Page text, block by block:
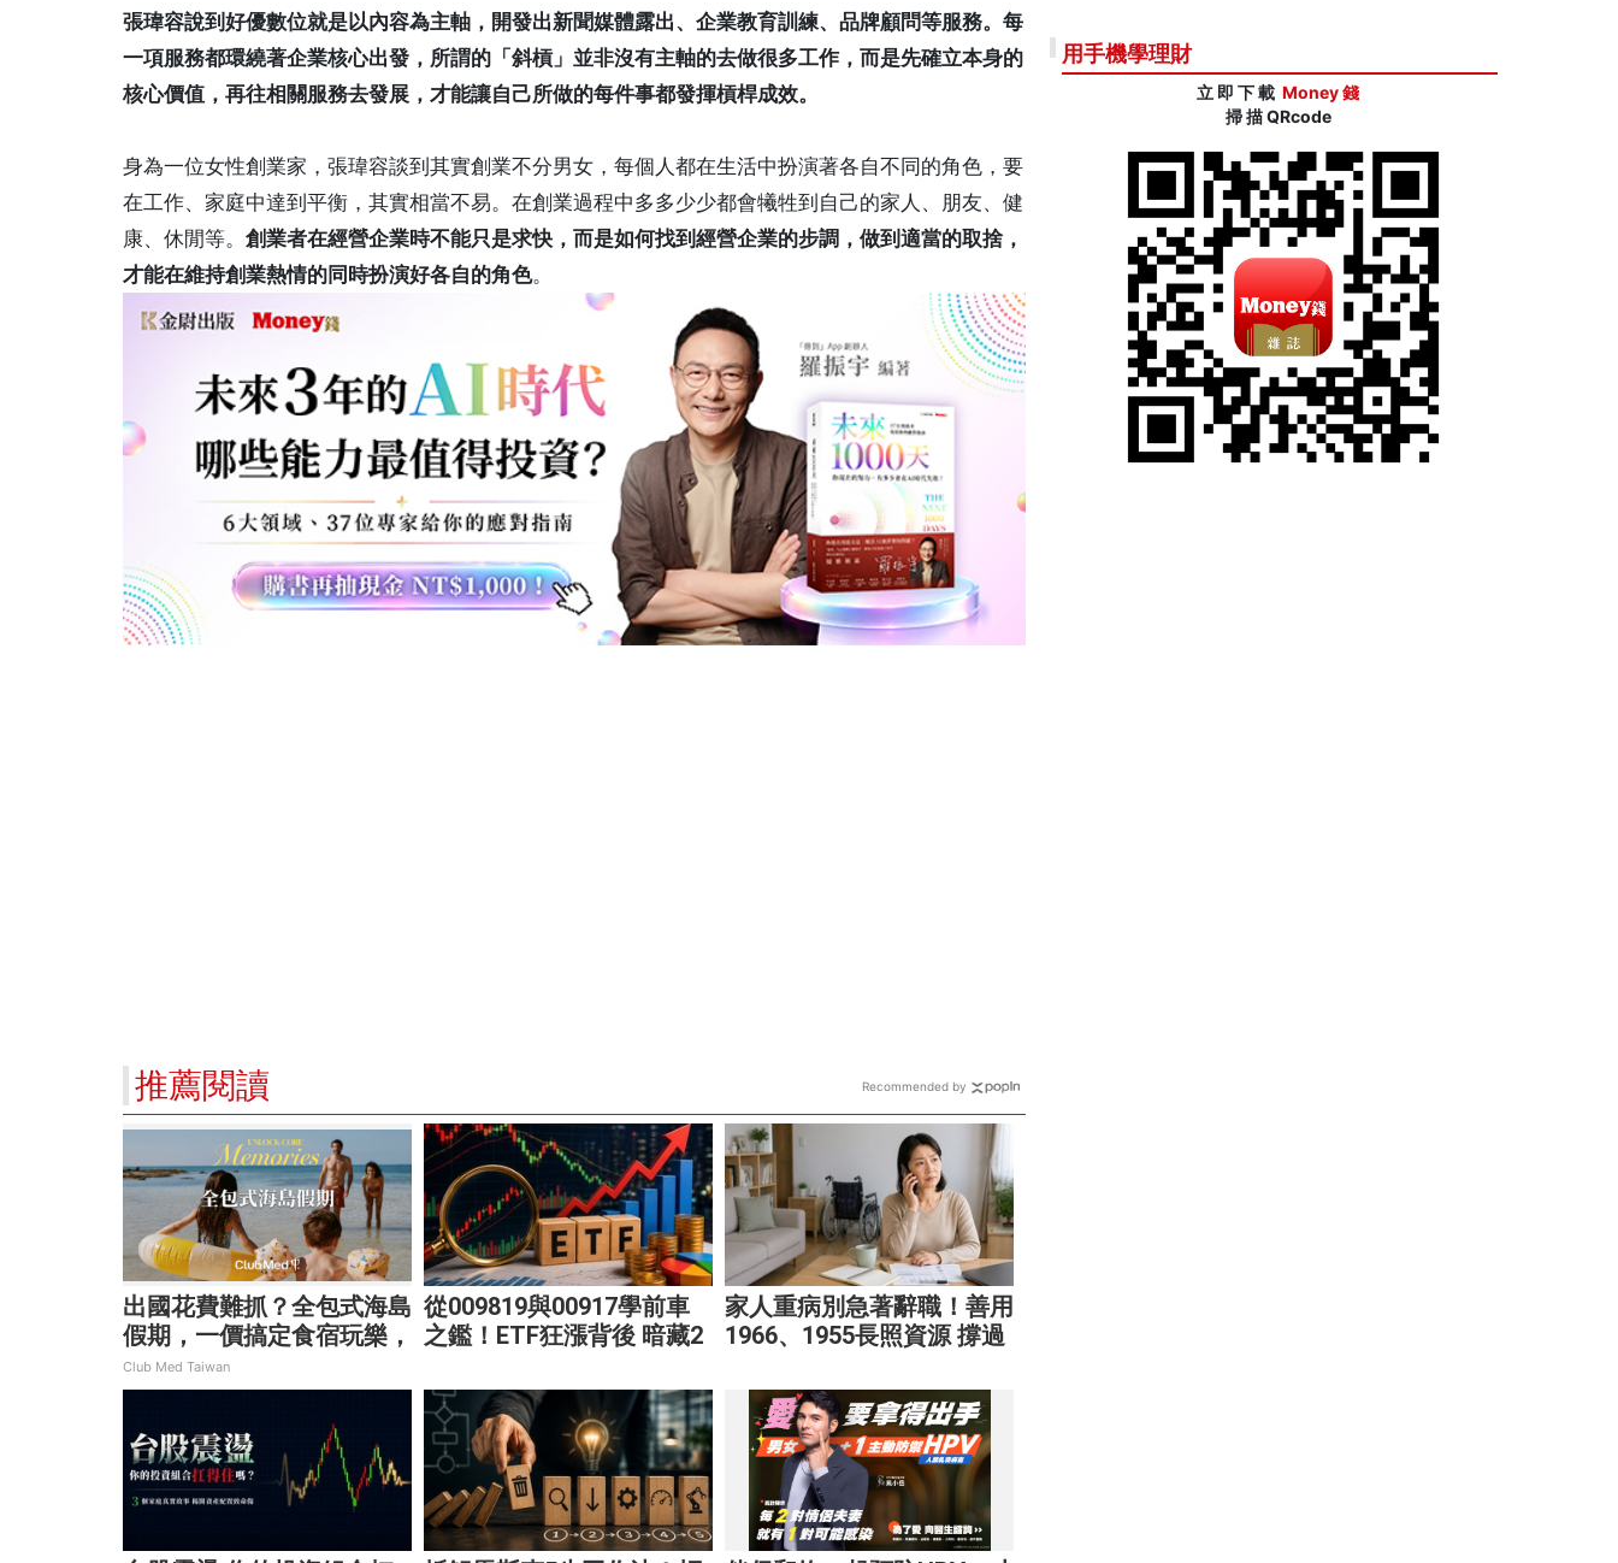
張瑋容說到好優數位就是以內容為主軸，開發出新聞媒體露出、企業教育訓練、品牌顧問等服務。每
一項服務都環繞著企業核心出發，所謂的「斜槓」並非沒有主軸的去做很多工作，而是先確立本身的
核心價值，再往相關服務去發展，才能讓自己所做的每件事都發揮槓桿成效。
身為一位女性創業家，張瑋容談到其實創業不分男女，每個人都在生活中扮演著各自不同的角色，要
在工作、家庭中達到平衡，其實相當不易。在創業過程中多多少少都會犧牲到自己的家人、朋友、健
康、休閒等。 創業者在經營企業時不能只是求快，而是如何找到經營企業的步調，做到適當的取捨，
才能在維持創業熱情的同時扮演好各自的角色。
推薦閱讀
出國花費難抓？全包式海島
假期，一價搞定食宿玩樂，
省錢更省心！
Club Med Taiwan
從009819與00917學前車
之鑑！ETF狂漲背後 暗藏2
家人重病別急著辭職！善用
1966、1955長照資源 撐過
Recommended by
用手機學理財
立 即 下 載 Money 錢
掃 描 QRcode